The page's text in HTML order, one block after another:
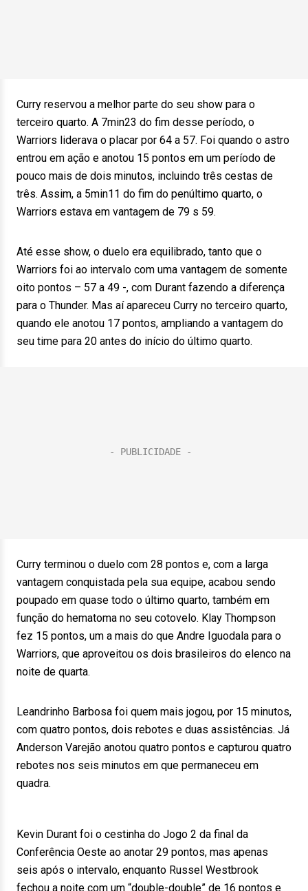
Curry reservou a melhor parte do seu show para o
terceiro quarto. A 7min23 do fim desse período, o
Warriors liderava o placar por 64 a 57. Foi quando o astro
entrou em ação e anotou 15 pontos em um período de
pouco mais de dois minutos, incluindo três cestas de
três. Assim, a 5min11 do fim do penúltimo quarto, o
Warriors estava em vantagem de 79 s 59.
Até esse show, o duelo era equilibrado, tanto que o
Warriors foi ao intervalo com uma vantagem de somente
oito pontos – 57 a 49 -, com Durant fazendo a diferença
para o Thunder. Mas aí apareceu Curry no terceiro quarto,
quando ele anotou 17 pontos, ampliando a vantagem do
seu time para 20 antes do início do último quarto.
Curry terminou o duelo com 28 pontos e, com a larga
vantagem conquistada pela sua equipe, acabou sendo
poupado em quase todo o último quarto, também em
função do hematoma no seu cotovelo. Klay Thompson
fez 15 pontos, um a mais do que Andre Iguodala para o
Warriors, que aproveitou os dois brasileiros do elenco na
noite de quarta.
Leandrinho Barbosa foi quem mais jogou, por 15 minutos,
com quatro pontos, dois rebotes e duas assistências. Já
Anderson Varejão anotou quatro pontos e capturou quatro
rebotes nos seis minutos em que permaneceu em
quadra.
Kevin Durant foi o cestinha do Jogo 2 da final da
Conferência Oeste ao anotar 29 pontos, mas apenas
seis após o intervalo, enquanto Russel Westbrook
fechou a noite com um “double-double” de 16 pontos e